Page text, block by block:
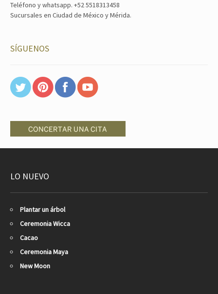
Teléfono y whatsapp. +52 5518313458
Sucursales en Ciudad de México y Mérida.
SÍGUENOS
LO NUEVO
Plantar un árbol
Ceremonia Wicca
Cacao
Ceremonia Maya
New Moon